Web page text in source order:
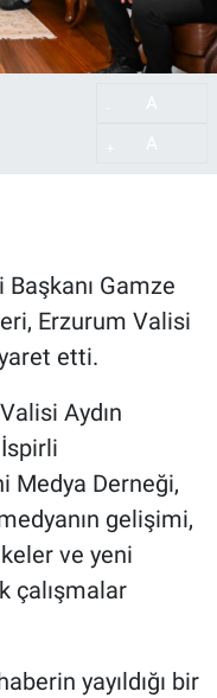
Gamze
Erzurum Valisi
etti.
Aydın
Medya Derneği,
gelişimi,
ve yeni
çalışmalar
yayıldığı bir